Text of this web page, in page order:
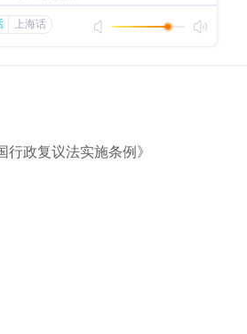
政复议法实施条例》